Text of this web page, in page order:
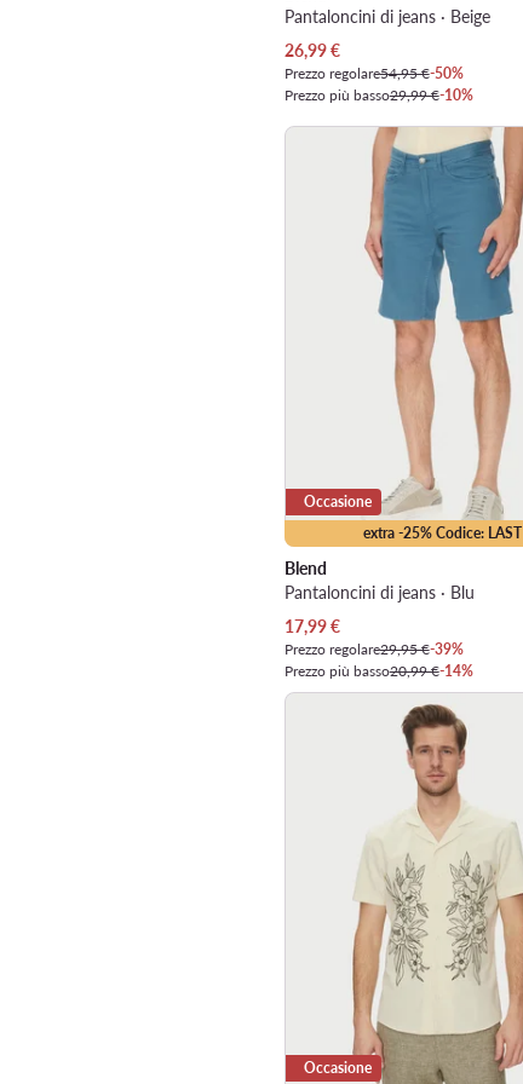
Pantaloncini di jeans · Beige
Prezzo attuale
26,99€
Prezzo regolare54,95 €-50%
Prezzo più basso29,99 €-10%
extra -25% Codice: LAST
Occasione
Blend
Pantaloncini di jeans · Blu
Prezzo attuale
17,99€
Prezzo regolare29,95 €-39%
Prezzo più basso20,99 €-14%
Occasione